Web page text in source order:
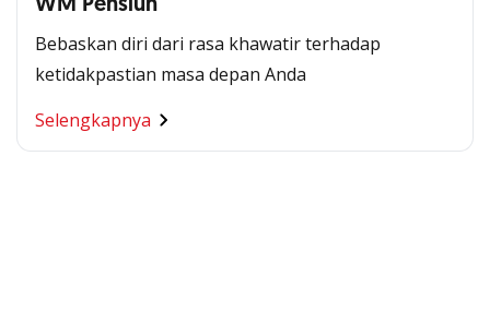
Bebaskan diri dari rasa khawatir terhadap
ketidakpastian masa depan Anda
Selengkapnya
Segala Kemudahan Ada
di Satu Genggaman